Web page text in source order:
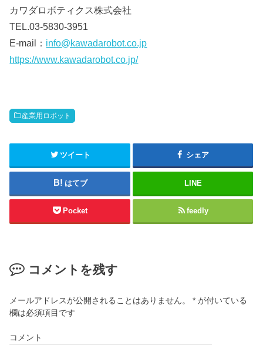
カワダロボティクス株式会社
TEL.03-5830-3951
E-mail： info@kawadarobot.co.jp
https://www.kawadarobot.co.jp/
産業用ロボット
ツイート シェア
はてブ LINE
Pocket feedly
コメントを残す
メールアドレスが公開されることはありません。 * が付いている
欄は必須項目です
コメント